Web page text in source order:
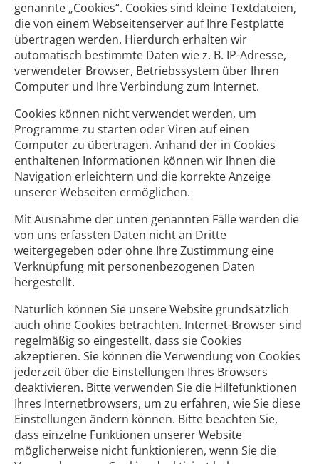
genannte „Cookies“. Cookies sind kleine Textdateien,
die von einem Webseitenserver auf Ihre Festplatte
übertragen werden. Hierdurch erhalten wir
automatisch bestimmte Daten wie z. B. IP-Adresse,
verwendeter Browser, Betriebssystem über Ihren
Computer und Ihre Verbindung zum Internet.
Cookies können nicht verwendet werden, um
Programme zu starten oder Viren auf einen
Computer zu übertragen. Anhand der in Cookies
enthaltenen Informationen können wir Ihnen die
Navigation erleichtern und die korrekte Anzeige
unserer Webseiten ermöglichen.
Mit Ausnahme der unten genannten Fälle werden die
von uns erfassten Daten nicht an Dritte
weitergegeben oder ohne Ihre Zustimmung eine
Verknüpfung mit personenbezogenen Daten
hergestellt.
Natürlich können Sie unsere Website grundsätzlich
auch ohne Cookies betrachten. Internet-Browser sind
regelmäßig so eingestellt, dass sie Cookies
akzeptieren. Sie können die Verwendung von Cookies
jederzeit über die Einstellungen Ihres Browsers
deaktivieren. Bitte verwenden Sie die Hilfefunktionen
Ihres Internetbrowsers, um zu erfahren, wie Sie diese
Einstellungen ändern können. Bitte beachten Sie,
dass einzelne Funktionen unserer Website
möglicherweise nicht funktionieren, wenn Sie die